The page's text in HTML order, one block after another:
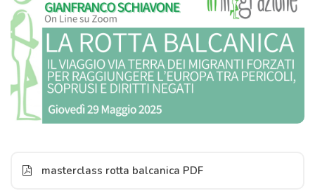
masterclass rotta balcanica PDF